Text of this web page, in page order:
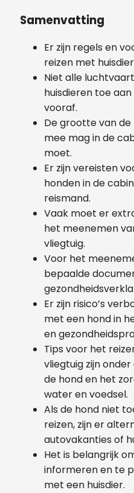
Samenvatting
Er zijn regels en
reizen met
Niet alle
huisdieren toe
vooraf.
De grootte van
mee mag in de
moet.
Er zijn vereisten
honden in de
reismand.
Vaak moet er
het meenemen
vliegtuig.
Voor het
bepaalde
Er zijn risico’s
met een hond in
en
Tips voor het
vliegtuig zijn
de hond en het
water en voedsel.
Als de hond niet
reizen, zijn er
autovakanties of
Het is belangrijk
informeren en te
met een huisdier.